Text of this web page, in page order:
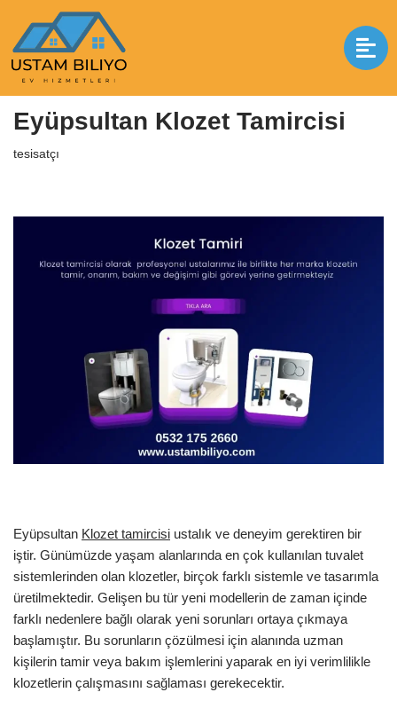
İçeriğe
geç
Anasayfa|tesisatçı|
Eyüpsultan Klozet Tamircisi
tesisatçı
Eyüpsultan Klozet tamircisi ustalık ve deneyim gerektiren bir
iştir. Günümüzde yaşam alanlarında en çok kullanılan tuvalet
sistemlerinden olan klozetler, birçok farklı sistemle ve tasarımla
üretilmektedir. Gelişen bu tür yeni modellerin de zaman içinde
farklı nedenlere bağlı olarak yeni sorunları ortaya çıkmaya
başlamıştır. Bu sorunların çözülmesi için alanında uzman
kişilerin tamir veya bakım işlemlerini yaparak en iyi verimlilikle
klozetlerin çalışmasını sağlaması gerekecektir.